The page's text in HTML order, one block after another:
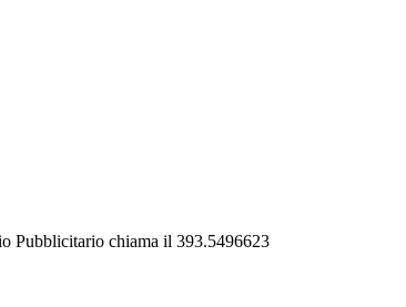
Pubblicitario chiama il 393.5496623